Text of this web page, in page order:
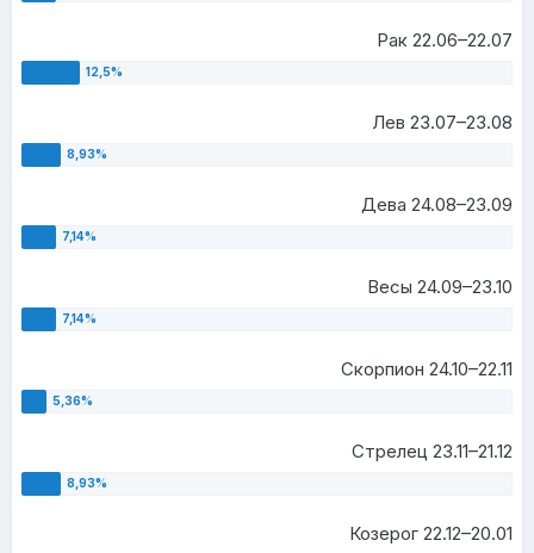
Рак 22.06–22.07
Лев 23.07–23.08
Дева 24.08–23.09
Весы 24.09–23.10
Скорпион 24.10–22.11
Стрелец 23.11–21.12
Козерог 22.12–20.01